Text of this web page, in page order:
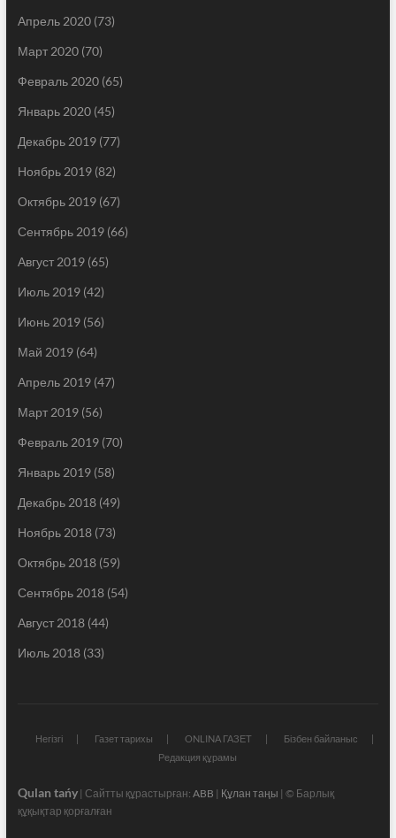
Апрель 2020(73)
Март 2020(70)
Февраль 2020(65)
Январь 2020(45)
Декабрь 2019(77)
Ноябрь 2019(82)
Октябрь 2019(67)
Сентябрь 2019(66)
Август 2019(65)
Июль 2019(42)
Июнь 2019(56)
Май 2019(64)
Апрель 2019(47)
Март 2019(56)
Февраль 2019(70)
Январь 2019(58)
Декабрь 2018(49)
Ноябрь 2018(73)
Октябрь 2018(59)
Сентябрь 2018(54)
Август 2018(44)
Июль 2018(33)
Негізгі Газет тарихы ONLINA ГАЗЕТ
Бізбен байланыс
Редакция құрамы
Qulan tańy| Сайтты құрастырған: ABB | Құлан таңы | © Барлық
құқықтар қорғалған